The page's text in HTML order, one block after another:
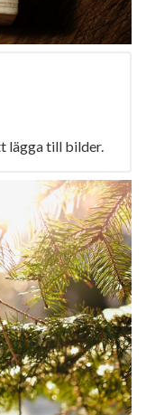
lägga till bilder.